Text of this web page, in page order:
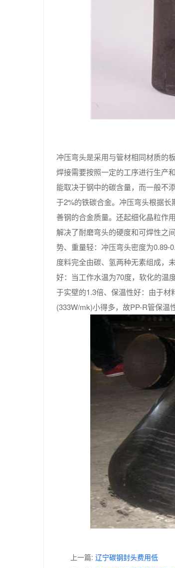
冲压弯头是采用与管材相同材质的
焊接需要按照一定的工序进行生产
能取决于钢中的碳含量，而一般不
于2%的铁碳合金。冲压弯头根据
善钢的合金质量。还起细化晶粒作
解决了耐磨弯头的硬度和可焊性之
势、重量轻：冲压弯头密度为0.89-
度料完全由碳、氢两种无素组成，
好：当工作水温为70度，软化的温
于实壁的1.3倍、保温性好：由于
(333W/mk)小得多，故PP-R管保温
上一篇: 辽宁碳钢封头费用低